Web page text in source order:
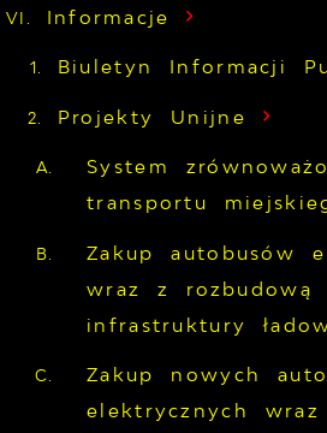
Informacje
Biuletyn Informacji
Projekty Unijne
System
transportu
Zakup autobusów
wraz z rozbudową
infrastruktury
Zakup nowych
elektrycznych